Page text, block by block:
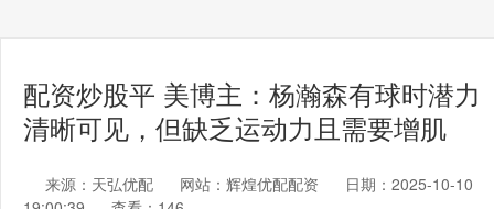
配资炒股平 美博主：杨瀚森有球时潜力
清晰可见，但缺乏运动力且需要增肌
来源：天弘优配 网站：辉煌优配配资
日期：2025-10-10